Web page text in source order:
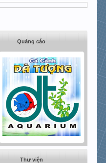
Quảng cáo
Thư viện